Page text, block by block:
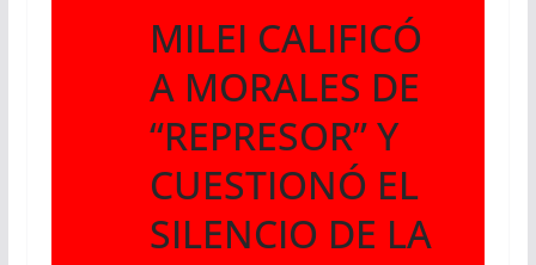
MILEI CALIFICÓ
A MORALES DE
“REPRESOR” Y
CUESTIONÓ EL
SILENCIO DE LA